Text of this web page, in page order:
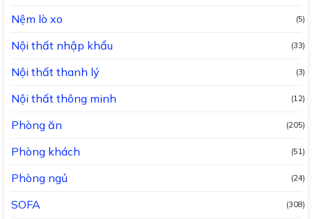
Nệm lò xo (5)
Nội thất nhập khẩu (33)
Nội thất thanh lý (3)
Nội thất thông minh (12)
Phòng ăn (205)
Phòng khách (51)
Phòng ngủ (24)
SOFA (308)